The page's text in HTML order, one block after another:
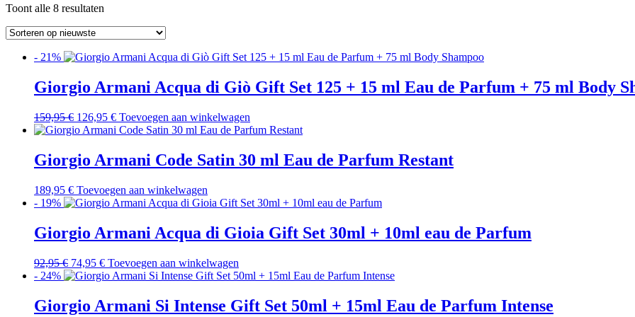
Toont alle 8 resultaten
- 21%
Giorgio Armani Acqua di Giò Gift Set 125 + 15 ml Eau de Parfum + 75 ml Body
159,95€ Oorspronkelijke
prijs
159,95 €.
126,95 €Huidige
prijs
126,95 €.
Toevoegen aan winkelwagen
Giorgio Armani Code Satin 30 ml Eau de Parfum Restant
189,95 € Toevoegen aan winkelwagen
- 19%
Giorgio Armani Acqua di Gioia Gift Set 30ml + 10ml eau de Parfum
92,95€ Oorspronkelijke
prijs
92,95 €.
74,95 €Huidige
prijs
Toevoegen aan winkelwagen
- 24%
Giorgio Armani Si Intense Gift Set 50ml + 15ml Eau de Parfum Intense